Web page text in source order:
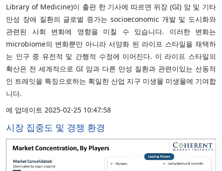
Library of Medicine)이 출판 한 기사에 따르면 위장 (GI) 암 및 기타
만성 장애 질환의 글로벌 증가는 socioeconomic 개발 및 도시화와
관련된 사회 변화에 영향을 미칠 수 있습니다. 이러한 변화는
microbiome의 변화뿐만 아니라 서양화 된 라이프 스타일을 채택하
는 인구 중 유전적 및 간행적 수정에 이어진다. 이 라이프 스타일의
확산은 전 세계적으로 GI 암과 다른 만성 질환과 관련이있는 선동적
인 트레잇을 특징으로하는 획일한 산업 지구 미생물 미생물에 기여합
니다.
에 업데이트 2025-02-25 10:47:58
시장 집중도 및 경쟁 환경